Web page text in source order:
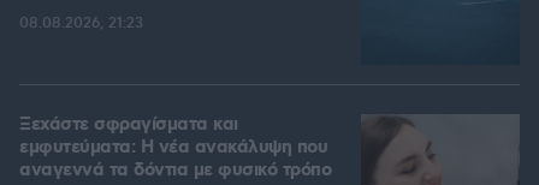
08.08.2026, 21:23
Ξεχάστε σφραγίσματα και
εμφυτεύματα: Η νέα ανακάλυψη που
αναγεννά τα δόντια με φυσικό τρόπο